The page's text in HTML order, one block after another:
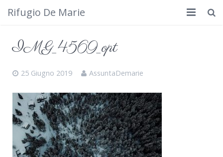
Rifugio De Marie
Cosa fare
Calendario
Foto
IMG_4569_opt
25 Giugno 2019 AssuntaDemarie